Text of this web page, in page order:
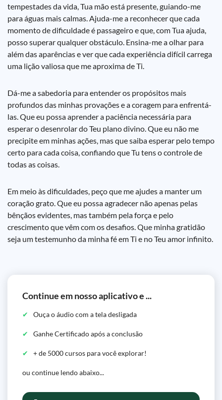
tempestades da vida, Tua mão está presente, guiando-me
para águas mais calmas. Ajuda-me a reconhecer que cada
momento de dificuldade é passageiro e que, com Tua ajuda,
posso superar qualquer obstáculo. Ensina-me a olhar para
além das aparências e ver que cada experiência difícil carrega
uma lição valiosa que me aproxima de Ti.
Dá-me a sabedoria para entender os propósitos mais
profundos das minhas provações e a coragem para enfrentá-
las. Que eu possa aprender a paciência necessária para
esperar o desenrolar do Teu plano divino. Que eu não me
precipite em minhas ações, mas que saiba esperar pelo tempo
certo para cada coisa, confiando que Tu tens o controle de
todas as coisas.
Em meio às dificuldades, peço que me ajudes a manter um
coração grato. Que eu possa agradecer não apenas pelas
bênçãos evidentes, mas também pela força e pelo
crescimento que vêm com os desafios. Que minha gratidão
seja um testemunho da minha fé em Ti e no Teu amor infinito.
Continue em nosso aplicativo e ...
Ouça o áudio com a tela desligada
Ganhe Certificado após a conclusão
+ de 5000 cursos para você explorar!
ou continue lendo abaixo...